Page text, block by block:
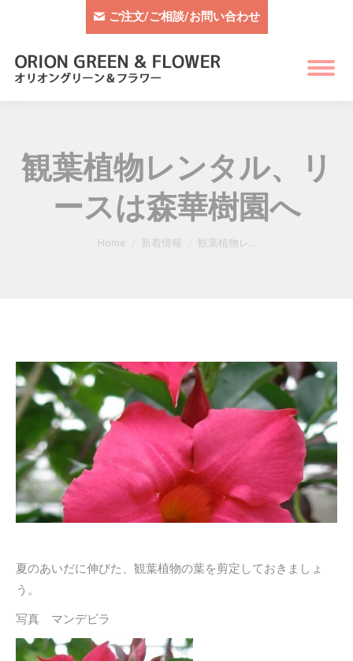
ご注文/ご相談/お問い合わせ
観葉植物レンタル、リ
ースは森華樹園へ
You are here:
Home 新着情報 観葉植物レ…
夏のあいだに伸びた、観葉植物の葉を剪定しておきましょ
う。
写真 マンデビラ